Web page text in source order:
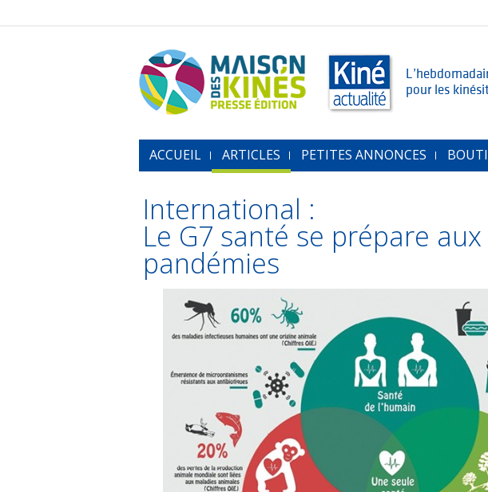
pour les
ACCUEIL ARTICLES PETITES ANNONCES
International :
Le G7 santé se prépare
pandémies